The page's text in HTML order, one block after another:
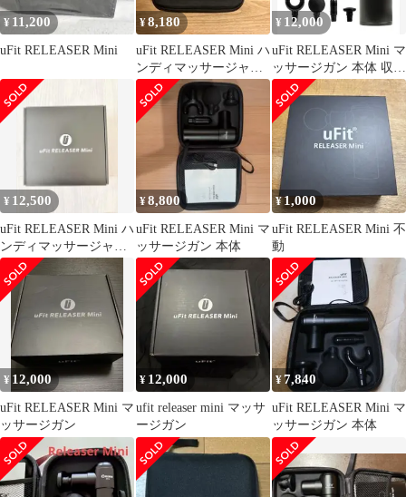
¥ 11,200
uFit RELEASER Mini
¥8,180
uFit RELEASER Mini ハ
ンディマッサージャー
本体
¥ 12,000
uFit RELEASER Mini マ
ッサージガン 本体 収納
ケース付
¥ 12,500
uFit RELEASER Mini ハ
ンディマッサージャー
本体
¥8,800
uFit RELEASER Mini マ
ッサージガン 本体
¥ 1,000
uFit RELEASER Mini 不
動
¥ 12,000
uFit RELEASER Mini マ
ッサージガン
¥ 12,000
ufit releaser mini マッサ
ージガン
¥7,840
uFit RELEASER Mini マ
ッサージガン 本体